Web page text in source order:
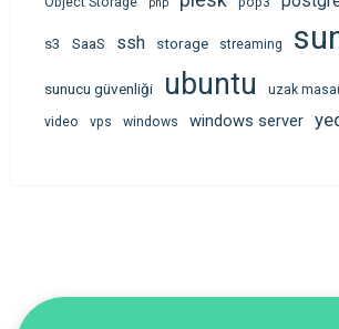
php
s3 SaaS ssh storage streaming
sunucu güvenliği ubuntu uzak
video vps windows windows server